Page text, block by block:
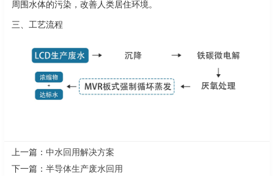
周围水体的污染，改善人类居住环境。
三、工艺流程
上一篇： 中水回用解决方案
下一篇： 半导体生产废水回用